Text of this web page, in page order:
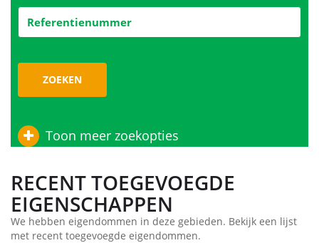
ZOEKEN
Toon meer zoekopties
RECENT TOEGEVOEGDE
EIGENSCHAPPEN
We hebben eigendommen in deze gebieden. Bekijk een lijst
met recent toegevoegde eigendommen.